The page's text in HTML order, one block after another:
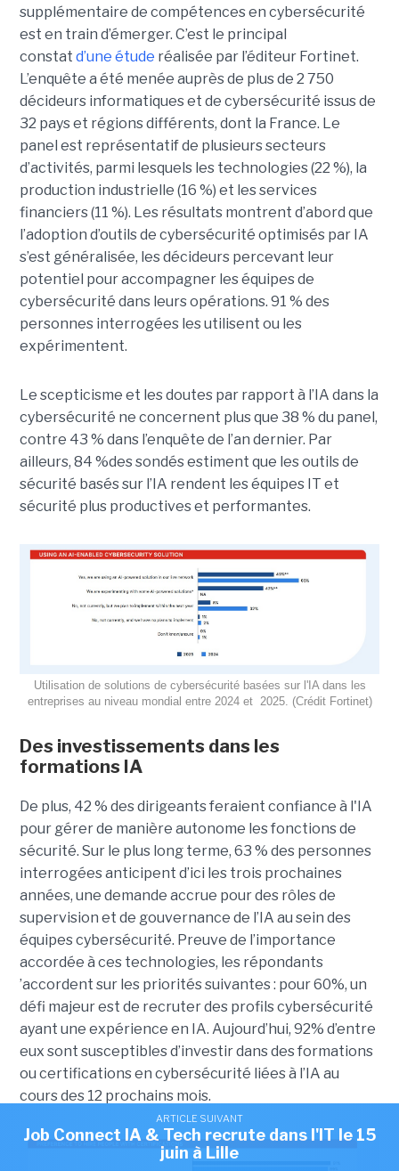
supplémentaire de compétences en cybersécurité
est en train d’émerger. C’est le principal
constat d’une étude réalisée par l’éditeur Fortinet.
L’enquête a été menée auprès de plus de 2 750
décideurs informatiques et de cybersécurité issus de
32 pays et régions différents, dont la France. Le
panel est représentatif de plusieurs secteurs
d’activités, parmi lesquels les technologies (22 %), la
production industrielle (16 %) et les services
financiers (11 %). Les résultats montrent d’abord que
l’adoption d’outils de cybersécurité optimisés par IA
s’est généralisée, les décideurs percevant leur
potentiel pour accompagner les équipes de
cybersécurité dans leurs opérations. 91 % des
personnes interrogées les utilisent ou les
expérimentent.
Le scepticisme et les doutes par rapport à l’IA dans la
cybersécurité ne concernent plus que 38 % du panel,
contre 43 % dans l’enquête de l’an dernier. Par
ailleurs, 84 %des sondés estiment que les outils de
sécurité basés sur l’IA rendent les équipes IT et
sécurité plus productives et performantes.
Utilisation de solutions de cybersécurité basées sur l'IA dans les
entreprises au niveau mondial entre 2024 et 2025. (Crédit Fortinet)
Des investissements dans les
formations IA
De plus, 42 % des dirigeants feraient confiance à l'IA
pour gérer de manière autonome les fonctions de
sécurité. Sur le plus long terme, 63 % des personnes
interrogées anticipent d’ici les trois prochaines
années, une demande accrue pour des rôles de
supervision et de gouvernance de l’IA au sein des
équipes cybersécurité. Preuve de l’importance
accordée à ces technologies, les répondants
’accordent sur les priorités suivantes : pour 60%, un
défi majeur est de recruter des profils cybersécurité
ayant une expérience en IA. Aujourd’hui, 92% d’entre
eux sont susceptibles d’investir dans des formations
ou certifications en cybersécurité liées à l’IA au
cours des 12 prochains mois.
ARTICLE SUIVANT
Job Connect IA & Tech recrute dans l'IT le 15
juin à Lille